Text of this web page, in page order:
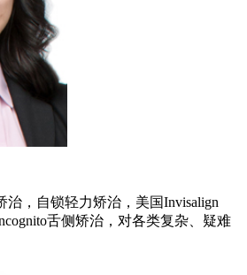
治，自锁轻力矫治，美国Invisalign
舌侧矫治，对各类复杂、疑难